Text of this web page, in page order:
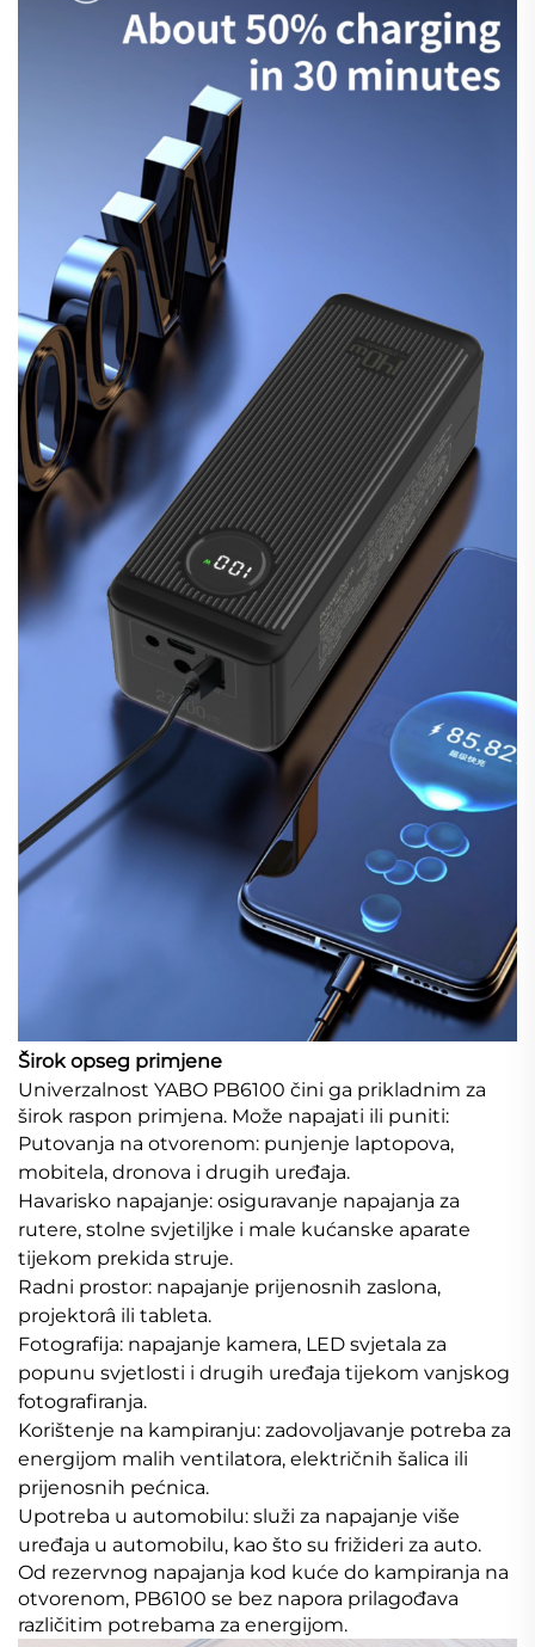
Širok opseg primjene
Univerzalnost YABO PB6100 čini ga prikladnim za
širok raspon primjena. Može napajati ili puniti:
Putovanja na otvorenom: punjenje laptopova,
mobitela, dronova i drugih uređaja.
Havarisko napajanje: osiguravanje napajanja za
rutere, stolne svjetiljke i male kućanske aparate
tijekom prekida struje.
Radni prostor: napajanje prijenosnih zaslona,
projektorâ ili tableta.
Fotografija: napajanje kamera, LED svjetala za
popunu svjetlosti i drugih uređaja tijekom vanjskog
fotografiranja.
Korištenje na kampiranju: zadovoljavanje potreba za
energijom malih ventilatora, električnih šalica ili
prijenosnih pećnica.
Upotreba u automobilu: služi za napajanje više
uređaja u automobilu, kao što su frižideri za auto.
Od rezervnog napajanja kod kuće do kampiranja na
otvorenom, PB6100 se bez napora prilagođava
različitim potrebama za energijom.